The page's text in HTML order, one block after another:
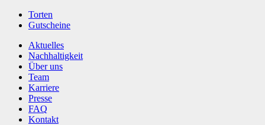
Torten
Gutscheine
Aktuelles
Nachhaltigkeit
Über uns
Team
Karriere
Presse
FAQ
Kontakt